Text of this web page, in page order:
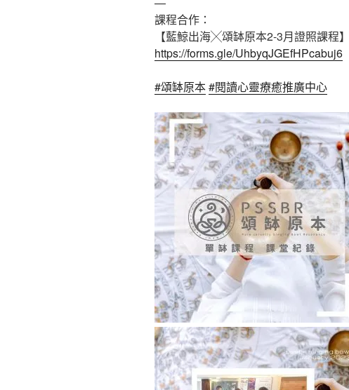
課程合作：
【藍鯨出海╳頌缽原本2-3月證照課程】
https://forms.gle/UhbyqJGEfHPcabuj6
#頌缽原本#閱讀心靈療癒推廣中心